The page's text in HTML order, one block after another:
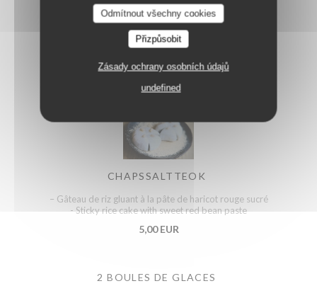
Odmítnout všechny cookies
Přizpůsobit
Zásady ochrany osobních údajů
undefined
Dessert
CHAPSSALTTEOK
– Gâteau de riz gluant à la pâte de haricot rouge sucré
- Sticky rice cake with sweet red bean paste
5,00 EUR
2 BOULES DE GLACES